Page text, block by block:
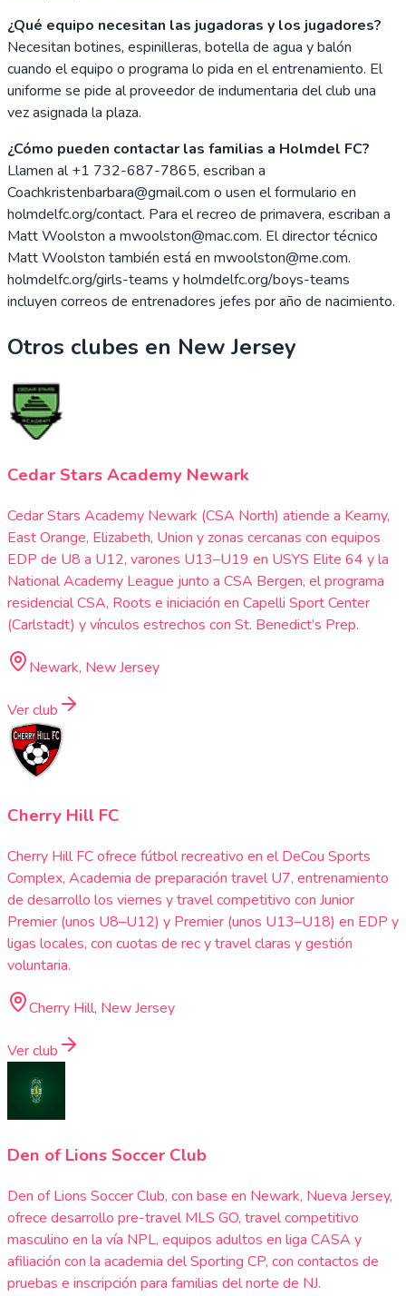
¿Qué equipo necesitan las jugadoras y los jugadores?
Necesitan botines, espinilleras, botella de agua y balón
cuando el equipo o programa lo pida en el entrenamiento. El
uniforme se pide al proveedor de indumentaria del club una
vez asignada la plaza.
¿Cómo pueden contactar las familias a Holmdel FC?
Llamen al +1 732-687-7865, escriban a
Coachkristenbarbara@gmail.com o usen el formulario en
holmdelfc.org/contact. Para el recreo de primavera, escriban a
Matt Woolston a mwoolston@mac.com. El director técnico
Matt Woolston también está en mwoolston@me.com.
holmdelfc.org/girls-teams y holmdelfc.org/boys-teams
incluyen correos de entrenadores jefes por año de nacimiento.
Otros clubes en New Jersey
Cedar Stars Academy Newark
Cedar Stars Academy Newark (CSA North) atiende a Kearny,
East Orange, Elizabeth, Union y zonas cercanas con equipos
EDP de U8 a U12, varones U13–U19 en USYS Elite 64 y la
National Academy League junto a CSA Bergen, el programa
residencial CSA, Roots e iniciación en Capelli Sport Center
(Carlstadt) y vínculos estrechos con St. Benedict’s Prep.
Newark, New Jersey
Ver club
Cherry Hill FC
Cherry Hill FC ofrece fútbol recreativo en el DeCou Sports
Complex, Academia de preparación travel U7, entrenamiento
de desarrollo los viernes y travel competitivo con Junior
Premier (unos U8–U12) y Premier (unos U13–U18) en EDP y
ligas locales, con cuotas de rec y travel claras y gestión
voluntaria.
Cherry Hill, New Jersey
Ver club
Den of Lions Soccer Club
Den of Lions Soccer Club, con base en Newark, Nueva Jersey,
ofrece desarrollo pre-travel MLS GO, travel competitivo
masculino en la vía NPL, equipos adultos en liga CASA y
afiliación con la academia del Sporting CP, con contactos de
pruebas e inscripción para familias del norte de NJ.